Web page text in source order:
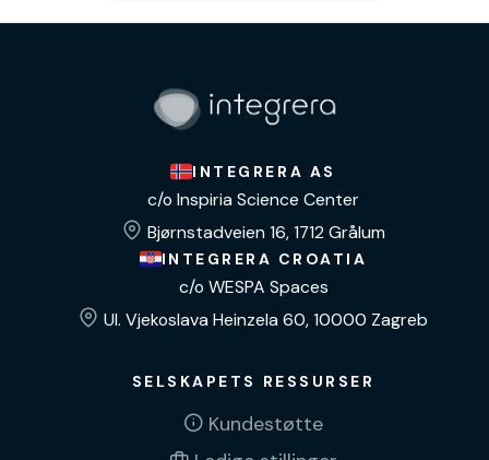
INTEGRERA AS
c/o Inspiria Science Center
Bjørnstadveien 16, 1712 Grålum
INTEGRERA CROATIA
c/o WESPA Spaces
Ul. Vjekoslava Heinzela 60, 10000 Zagreb
SELSKAPETS RESSURSER
Kundestøtte